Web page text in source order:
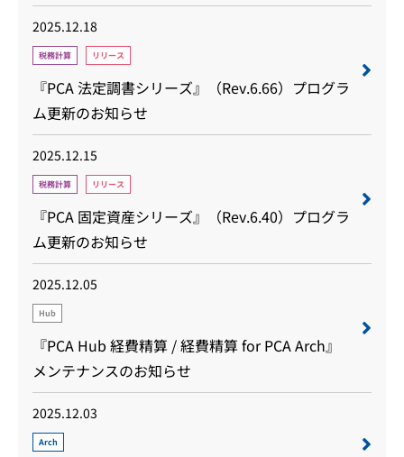
2025.12.18
税務計算 リリース
『PCA 法定調書シリーズ』（Rev.6.66）プログラ
ム更新のお知らせ
2025.12.15
税務計算 リリース
『PCA 固定資産シリーズ』（Rev.6.40）プログラ
ム更新のお知らせ
2025.12.05
Hub
『PCA Hub 経費精算 / 経費精算 for PCA Arch』
メンテナンスのお知らせ
2025.12.03
Arch